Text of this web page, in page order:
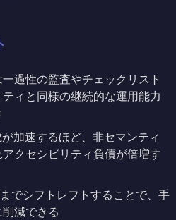
過性の監査やチェックリスト
ィと同様の継続的な運用能力
加速するほど、非セマンティ
クセシビリティ負債が倍増す
でシフトレフトすることで、手
減できる